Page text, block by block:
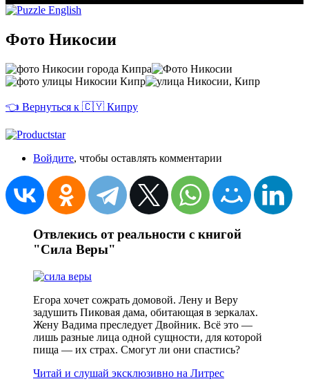
Фото Никосии
👈 Вернуться к 🇨🇾 Кипру
Войдите, чтобы оставлять комментарии
Отвлекись от реальности с книгой
"Сила Веры"
Егора хочет сожрать домовой. Лену и Веру
задушить Пиковая дама, обитающая в зеркалах.
Жену Вадима преследует Двойник. Всё это —
лишь разные лица одной сущности, для которой
пища — их страх. Смогут ли они спастись?
Читай и слушай эксклюзивно на Литрес